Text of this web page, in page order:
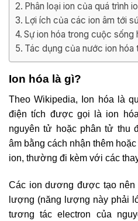
Phân loại ion của quá trình
Lợi ích của các ion âm tới
Sự ion hóa trong cuộc sống
Tác dụng của nước ion hóa
Ion hóa là gì?
Theo Wikipedia, Ion hóa là
điện tích được gọi là ion
nguyên tử hoặc phân tử thu
âm bằng cách nhận thêm
ion, thường đi kèm với các
Các ion dương được tạo nên
lượng (năng lượng này phải
tương tác electron của